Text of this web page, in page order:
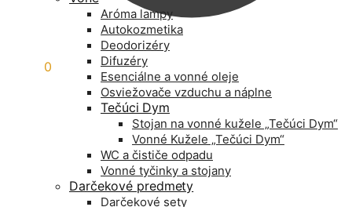
0
Aróma lampy
Autokozmetika
Deodorizéry
Difuzéry
Esenciálne a vonné oleje
Osviežovače vzduchu a náplne
Tečúci Dym
Stojan na vonné kužele „Tečúci Dym“
Vonné Kužele „Tečúci Dym“
WC a čističe odpadu
Vonné tyčinky a stojany
Darčekové predmety
Darčekové sety